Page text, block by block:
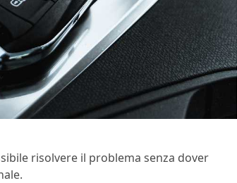
risolvere il problema senza dover